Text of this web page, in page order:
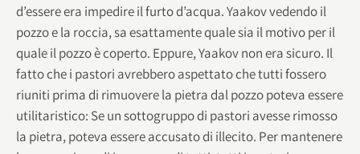
d’essere era impedire il furto d’acqua. Yaakov vedendo il
pozzo e la roccia, sa esattamente quale sia il motivo per il
quale il pozzo è coperto. Eppure, Yaakov non era sicuro. Il
fatto che i pastori avrebbero aspettato che tutti fossero
riuniti prima di rimuovere la pietra dal pozzo poteva essere
utilitaristico: Se un sottogruppo di pastori avesse rimosso
la pietra, poteva essere accusato di illecito. Per mantenere